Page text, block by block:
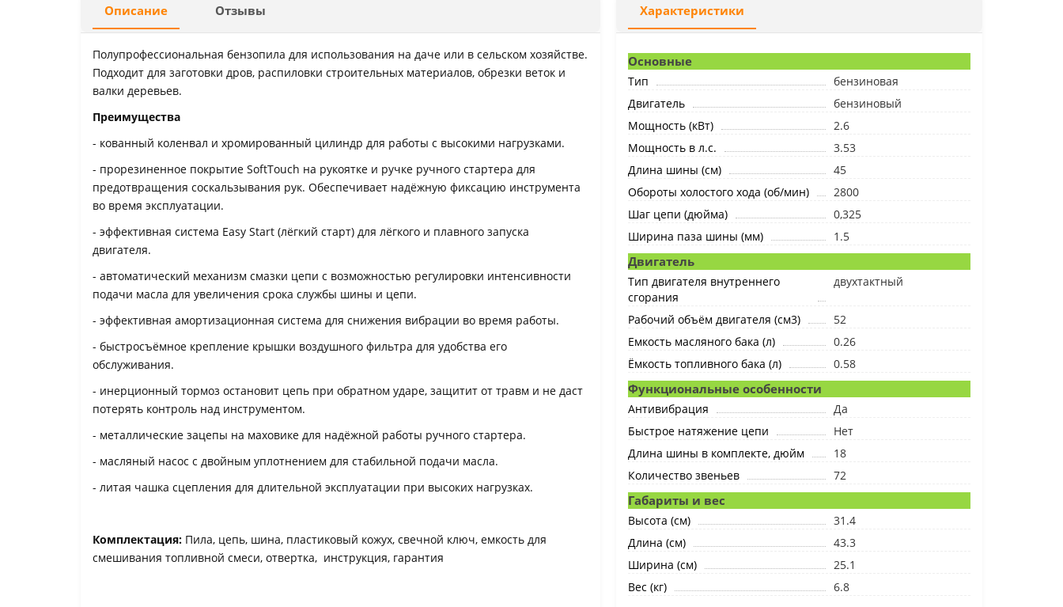
Описание Отзывы
Полупрофессиональная бензопила для использования на даче или в сельском хозяйстве.
Подходит для заготовки дров, распиловки строительных материалов, обрезки веток и
валки деревьев.
Преимущества
- кованный коленвал и хромированный цилиндр для работы с высокими нагрузками.
- прорезиненное покрытие SoftTouch на рукоятке и ручке ручного стартера для
предотвращения соскальзывания рук. Обеспечивает надёжную фиксацию инструмента
во время эксплуатации.
- эффективная система Easy Start (лёгкий старт) для лёгкого и плавного запуска
двигателя.
- автоматический механизм смазки цепи с возможностью регулировки интенсивности
подачи масла для увеличения срока службы шины и цепи.
- эффективная амортизационная система для снижения вибрации во время работы.
- быстросъёмное крепление крышки воздушного фильтра для удобства его
обслуживания.
- инерционный тормоз остановит цепь при обратном ударе, защитит от травм и не даст
потерять контроль над инструментом.
- металлические зацепы на маховике для надёжной работы ручного стартера.
- масляный насос с двойным уплотнением для стабильной подачи масла.
- литая чашка сцепления для длительной эксплуатации при высоких нагрузках.
Комплектация: Пила, цепь, шина, пластиковый кожух, cвечной ключ, емкость для
смешивания топливной смеси, отвертка, инструкция, гарантия
Характеристики
Основные
Тип
бензиновая
Двигатель
бензиновый
Мощность (кВт)
2.6
Мощность в л.с.
3.53
Длина шины (см)
45
Обороты холостого хода (об/мин)
2800
Шаг цепи (дюйма)
0,325
Ширина паза шины (мм)
1.5
Двигатель
Тип двигателя внутреннего
сгорания
двухтактный
Рабочий объём двигателя (см3)
52
Емкость масляного бака (л)
0.26
Ёмкость топливного бака (л)
0.58
Функциональные особенности
Антивибрация
Да
Быстрое натяжение цепи
Нет
Длина шины в комплекте, дюйм
18
Количество звеньев
72
Габариты и вес
Высота (cм)
31.4
Длина (cм)
43.3
Ширина (cм)
25.1
Вес (кг)
6.8